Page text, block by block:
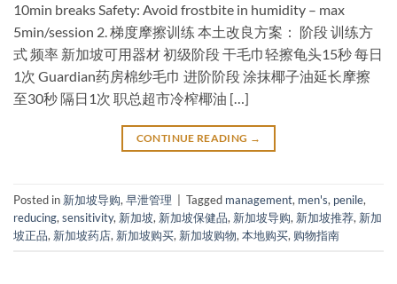
10min breaks Safety: Avoid frostbite in humidity – max
5min/session ​2. 梯度摩擦训练​ ​本土改良方案​： ​阶段​ 训练方
式 频率 新加坡可用器材 初级阶段 干毛巾轻擦龟头15秒 每日
1次 Guardian药房棉纱毛巾 进阶阶段 涂抹椰子油延长摩擦
至30秒 隔日1次 职总超市冷榨椰油 […]
CONTINUE READING →
Posted in 新加坡导购, 早泄管理 Tagged management, men's, penile,
reducing, sensitivity, 新加坡, 新加坡保健品, 新加坡导购, 新加坡推荐, 新加
坡正品, 新加坡药店, 新加坡购买, 新加坡购物, 本地购买, 购物指南